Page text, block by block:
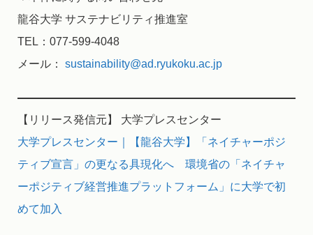
龍谷大学 サステナビリティ推進室
TEL：077-599-4048
メール： sustainability@ad.ryukoku.ac.jp
【リリース発信元】 大学プレスセンター
大学プレスセンター｜【龍谷大学】「ネイチャーポジ
ティブ宣言」の更なる具現化へ 環境省の「ネイチャ
ーポジティブ経営推進プラットフォーム」に大学で初
めて加入